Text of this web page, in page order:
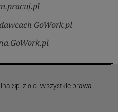
GoWork.pl
Sp. z o.o. Wszystkie prawa